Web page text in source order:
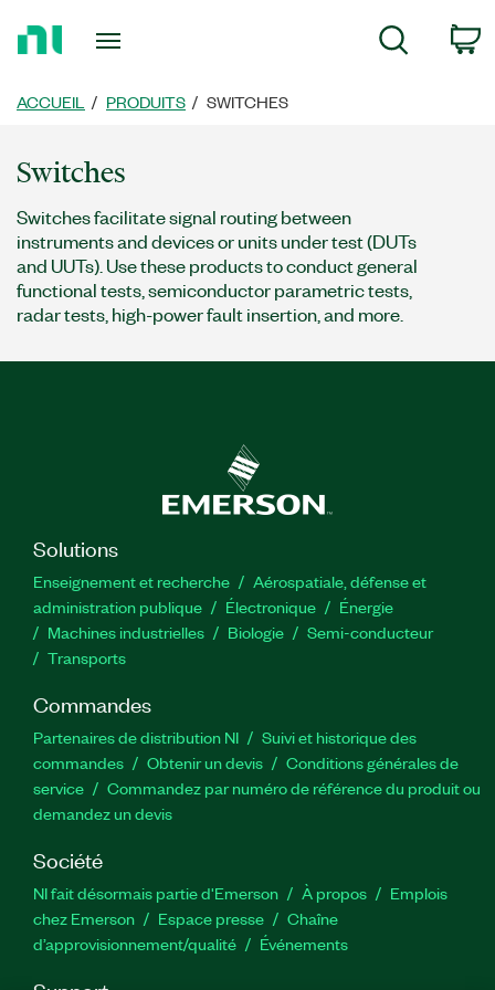
pageACCUEIL PRODUITS SWITCHES
Switches
Switches facilitate signal routing between
instruments and devices or units under test (DUTs
and UUTs). Use these products to conduct general
functional tests, semiconductor parametric tests,
radar tests, high-power fault insertion, and more.
Solutions
Enseignement et recherche
Aérospatiale, défense et
administration publique
Électronique
Énergie​
Machines industrielles
Biologie
Semi-conducteur
Transports
Commandes
Partenaires de distribution NI
Suivi et historique des
commandes
Obtenir un devis
Conditions générales de
service
Commandez par numéro de référence du produit ou
demandez un devis
Société
NI fait désormais partie d'Emerson À propos
Emplois
chez Emerson
Espace presse
Chaîne
d’approvisionnement/qualité
Événements